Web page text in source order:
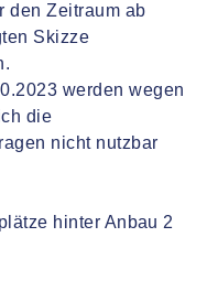
den Zeitraum ab
Skizze
werden wegen
die
nicht nutzbar
hinter Anbau 2